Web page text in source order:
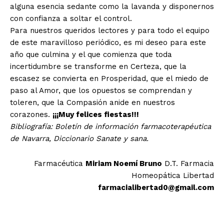
alguna esencia sedante como la lavanda y disponernos
con confianza a soltar el control.
Para nuestros queridos lectores y para todo el equipo
de este maravilloso periódico, es mi deseo para este
año que culmina y el que comienza que toda
incertidumbre se transforme en Certeza, que la
escasez se convierta en Prosperidad, que el miedo de
paso al Amor, que los opuestos se comprendan y
toleren, que la Compasión anide en nuestros
corazones. ¡¡¡Muy felices fiestas!!!
Bibliografía: Boletín de información farmacoterapéutica
de Navarra, Diccionario Sanate y sana.
Farmacéutica Miriam Noemí Bruno D.T. Farmacia
Homeopática Libertad
farmacialibertad0@gmail.com